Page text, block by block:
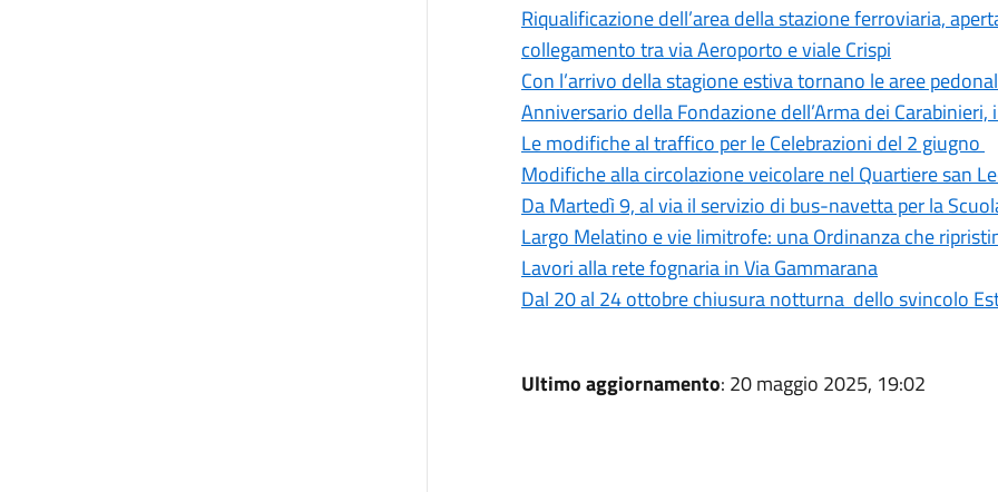
Riqualificazione dell’area della stazione ferroviaria,
collegamento tra via Aeroporto e viale Crispi
Con l’arrivo della stagione estiva tornano le aree
Anniversario della Fondazione dell’Arma dei
Le modifiche al traffico per le Celebrazioni del 2 giugno
Modifiche alla circolazione veicolare nel Quartiere san
Da Martedì 9, al via il servizio di bus-navetta per la
Largo Melatino e vie limitrofe: una Ordinanza che
Lavori alla rete fognaria in Via Gammarana
Dal 20 al 24 ottobre chiusura notturna dello svincolo
Ultimo aggiornamento: 20 maggio 2025, 19:02